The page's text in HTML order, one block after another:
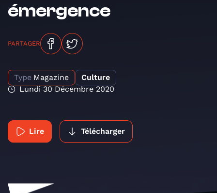
émergence
PARTAGER
Type Magazine
Culture
Lundi 30 Décembre 2020
Lire Télécharger